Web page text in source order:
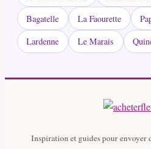
Bagatelle
La Faourette
Lardenne
Le Marais
Inspiration et guides pour envoyer